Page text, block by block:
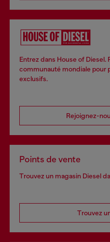
Entrez dans House of Diesel.
communauté mondiale pour
exclusifs.
Rejoignez-
Points de vente
Trouvez un magasin Diesel
Trouvez